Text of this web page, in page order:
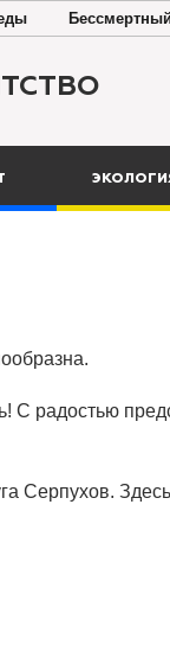
радостью
Серпухов.